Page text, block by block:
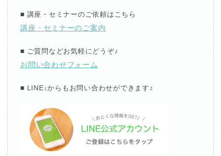
■ 講座・セミナーのご依頼はこちら
講座・セミナーのご案内
■ ご質問などお気軽にどうぞ♪
お問い合わせフォーム
■ LINE↓からもお問い合わせができます♪